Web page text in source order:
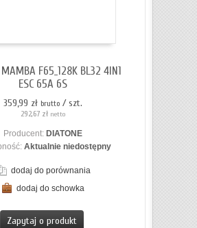
F65_128K BL32 4IN1
ESC 65A 6S
359,99 zł brutto / szt.
292,67 zł netto
Producent: DIATONE
Aktualnie niedostępny
dodaj do porównania
dodaj do schowka
Zapytaj o produkt